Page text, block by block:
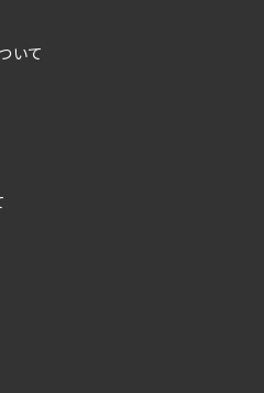
いて